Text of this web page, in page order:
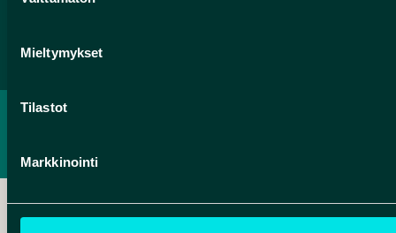
Mieltymykset
Tilastot
Markkinointi